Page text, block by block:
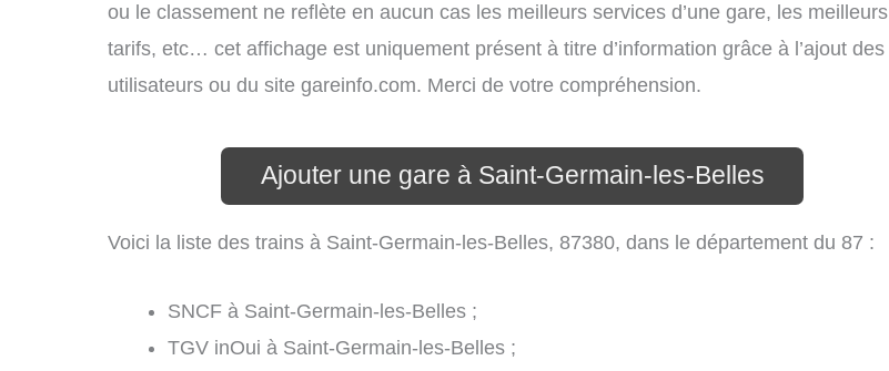
ou le classement ne reflète en aucun cas les meilleurs services d’une gare, les meilleurs
tarifs, etc… cet affichage est uniquement présent à titre d’information grâce à l’ajout des
utilisateurs ou du site gareinfo.com. Merci de votre compréhension.
Ajouter une gare à Saint-Germain-les-Belles
Voici la liste des trains à Saint-Germain-les-Belles, 87380, dans le département du 87 :
SNCF à Saint-Germain-les-Belles ;
TGV inOui à Saint-Germain-les-Belles ;